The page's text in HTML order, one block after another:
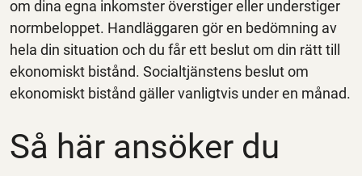
om dina egna inkomster överstiger eller understiger
normbeloppet. Handläggaren gör en bedömning av
hela din situation och du får ett beslut om din rätt till
ekonomiskt bistånd. Socialtjänstens beslut om
ekonomiskt bistånd gäller vanligtvis under en månad.
Så här ansöker du